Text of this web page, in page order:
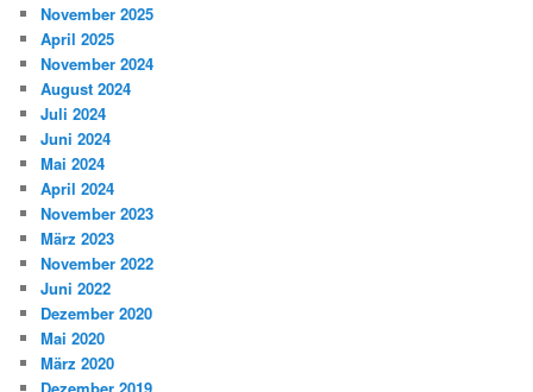
November 2025
April 2025
November 2024
August 2024
Juli 2024
Juni 2024
Mai 2024
April 2024
November 2023
März 2023
November 2022
Juni 2022
Dezember 2020
Mai 2020
März 2020
Dezember 2019